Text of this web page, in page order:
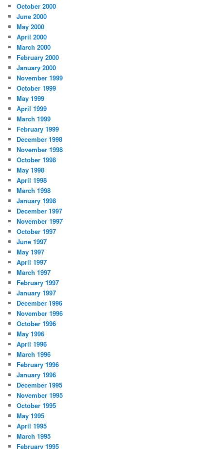
October 2000
June 2000
May 2000
April 2000
March 2000
February 2000
January 2000
November 1999
October 1999
May 1999
April 1999
March 1999
February 1999
December 1998
November 1998
October 1998
May 1998
April 1998
March 1998
January 1998
December 1997
November 1997
October 1997
June 1997
May 1997
April 1997
March 1997
February 1997
January 1997
December 1996
November 1996
October 1996
May 1996
April 1996
March 1996
February 1996
January 1996
December 1995
November 1995
October 1995
May 1995
April 1995
March 1995
February 1995